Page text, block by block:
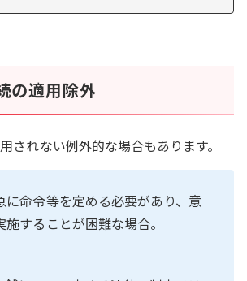
の適用除外
されない例外的な場合もあります。
命令等を定める必要があり、意
することが困難な場合。